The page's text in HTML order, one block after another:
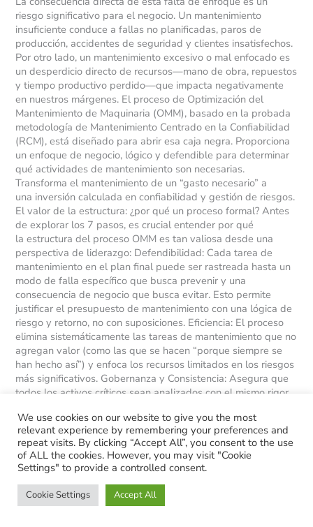
riesgo significativo para el negocio. Un mantenimiento
insuficiente conduce a fallas no planificadas, paros de
producción, accidentes de seguridad y clientes insatisfechos.
Por otro lado, un mantenimiento excesivo o mal enfocado es
un desperdicio directo de recursos—mano de obra, repuestos
y tiempo productivo perdido—que impacta negativamente
en nuestros márgenes. El proceso de Optimización del
Mantenimiento de Maquinaria (OMM), basado en la probada
metodología de Mantenimiento Centrado en la Confiabilidad
(RCM), está diseñado para abrir esa caja negra. Proporciona
un enfoque de negocio, lógico y defendible para determinar
qué actividades de mantenimiento son necesarias.
Transforma el mantenimiento de un “gasto necesario” a
una inversión calculada en confiabilidad y gestión de riesgos.
El valor de la estructura: ¿por qué un proceso formal? Antes
de explorar los 7 pasos, es crucial entender por qué
la estructura del proceso OMM es tan valiosa desde una
perspectiva de liderazgo: Defendibilidad: Cada tarea de
mantenimiento en el plan final puede ser rastreada hasta un
modo de falla específico que busca prevenir y una
consecuencia de negocio que busca evitar. Esto permite
justificar el presupuesto de mantenimiento con una lógica de
riesgo y retorno, no con suposiciones. Eficiencia: El proceso
elimina sistemáticamente las tareas de mantenimiento que no
agregan valor (como las que se hacen “porque siempre se
han hecho así”) y enfoca los recursos limitados en los riesgos
más significativos. Gobernanza y Consistencia: Asegura que
todos los activos críticos sean analizados con el mismo rigor,
reduciendo la dependencia del conocimiento de individuos
clave. Documentación y Conocimiento: Genera un
conocimiento profundo y documentado sobre cómo nuestros
activos fallan, un activo intelectual invaluable para la mejora
continua y la capacitación. Los 7 pasos del proceso OMM: un
enfoque de negocio 1. Análisis de Criticidad: Enfocando el
Esfuerzo donde el Riesgo es Mayor.No podemos analizar
We use cookies on our website to give you the most
relevant experience by remembering your preferences and
repeat visits. By clicking “Accept All”, you consent to the use
of ALL the cookies. However, you may visit "Cookie
Settings" to provide a controlled consent.
Cookie Settings Accept All